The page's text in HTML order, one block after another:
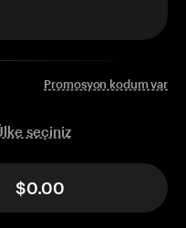
Promosyon kodum var
seçiniz
$0.00